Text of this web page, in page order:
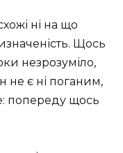
ні на що
Щось
незрозуміло,
не є ні поганим,
попереду щось